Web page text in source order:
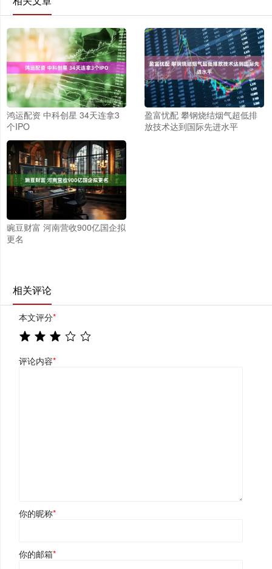
鸿运配资 中科创星 34天连拿3
个IPO
盈富忧配 攀钢烧结烟气超低排
放技术达到国际先进水平
豌豆财富 河南营收900亿国企拟
更名
相关评论
本文评分*
评论内容*
你的昵称*
你的邮箱*